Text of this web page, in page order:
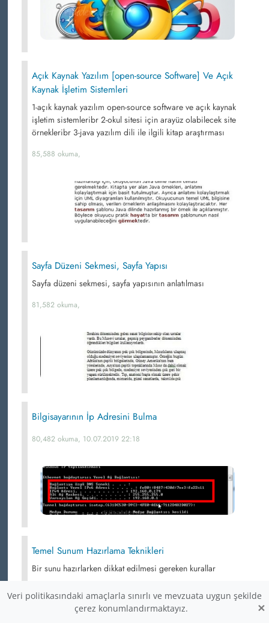
Açık Kaynak Yazılım [open-source Software] Ve Açık
Kaynak İşletim Sistemleri
1-açık kaynak yazılım open-source software ve açık kaynak
işletim sistemleribr 2-okul sitesi için arayüz olabilecek site
örnekleribr 3-java yazılım dili ile ilgili kitap araştırması
85,588 okuma,
Sayfa Düzeni Sekmesi, Sayfa Yapısı
Sayfa düzeni sekmesi, sayfa yapısının anlatılması
81,582 okuma,
Bilgisayarının İp Adresini Bulma
80,482 okuma, 10.07.2019 22:18
Temel Sunum Hazırlama Teknikleri
Bir sunu hazırlarken dikkat edilmesi gereken kurallar
80,040 okuma, 11.01.2019 21:01
Veri politikasındaki amaçlarla sınırlı ve mevzuata uygun şekilde
çerez konumlandırmaktayız.
×